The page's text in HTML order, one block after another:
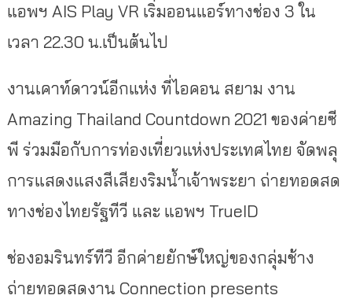
แอพฯ AIS Play VR เริ่มออนแอร์ทางช่อง 3 ใน
เวลา 22.30 น.เป็นต้นไป
งานเคาท์ดาวน์อีกแห่ง ที่ไอคอน สยาม งาน
Amazing Thailand Countdown 2021 ของค่ายซี
พี ร่วมมือกับการท่องเที่ยวแห่งประเทศไทย จัดพลุ
การแสดงแสงสีเสียงริมน้ำเจ้าพระยา ถ่ายทอดสด
ทางช่องไทยรัฐทีวี และ แอพฯ TrueID
ช่องอมรินทร์ทีวี อีกค่ายยักษ์ใหญ่ของกลุ่มช้าง
ถ่ายทอดสดงาน Connection presents